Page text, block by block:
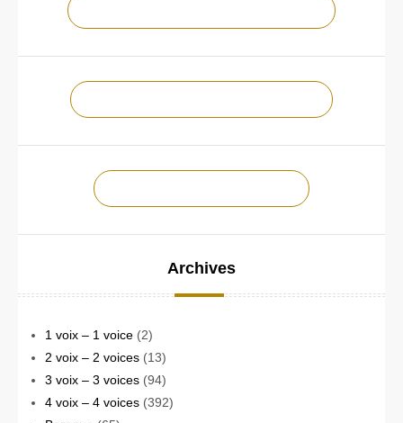
Archives
1 voix – 1 voice (2)
2 voix – 2 voices (13)
3 voix – 3 voices (94)
4 voix – 4 voices (392)